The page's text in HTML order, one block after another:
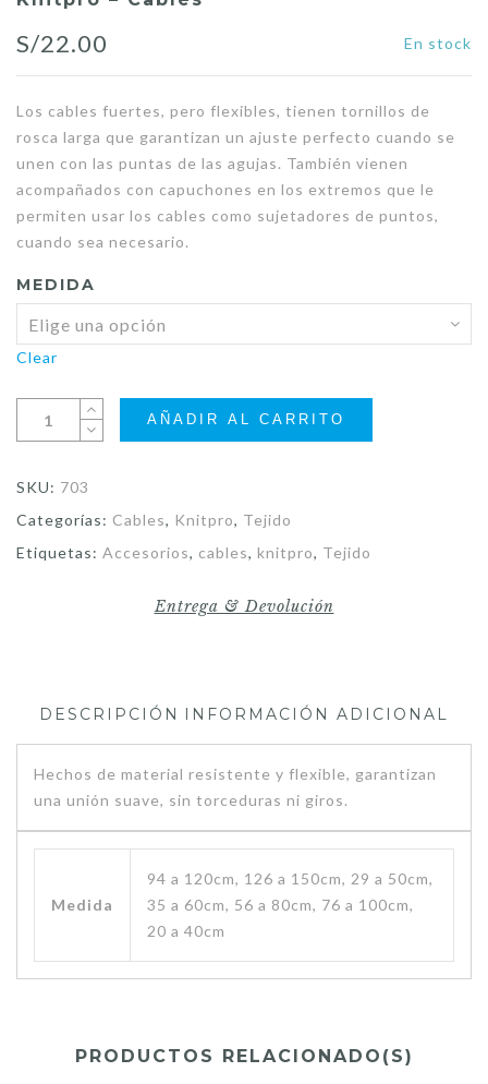
S/22.00 En stock
Los cables fuertes, pero flexibles, tienen tornillos de
rosca larga que garantizan un ajuste perfecto cuando se
unen con las puntas de las agujas. También vienen
acompañados con capuchones en los extremos que le
permiten usar los cables como sujetadores de puntos,
cuando sea necesario.
MEDIDA
Clear
AÑADIR AL CARRITO
SKU: 703
Categorías: Cables, Knitpro, Tejido
Etiquetas: Accesorios, cables, knitpro, Tejido
Entrega & Devolución
DESCRIPCIÓN INFORMACIÓN ADICIONAL
Hechos de material resistente y flexible, garantizan
una unión suave, sin torceduras ni giros.
Medida
94 a 120cm, 126 a 150cm, 29 a 50cm,
35 a 60cm, 56 a 80cm, 76 a 100cm,
20 a 40cm
PRODUCTOS RELACIONADO(S)